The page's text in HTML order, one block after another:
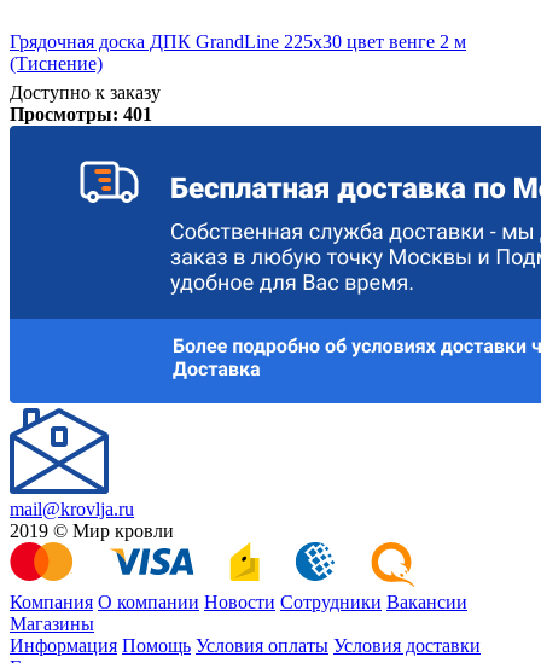
Грядочная доска ДПК GrandLine 225х30 цвет венге 2 м
(Тиснение)
Доступно к заказу
Просмотры: 401
mail@krovlja.ru
2019 © Мир кровли
Компания О компании Новости Сотрудники Вакансии
Магазины
Информация Помощь Условия оплаты Условия доставки